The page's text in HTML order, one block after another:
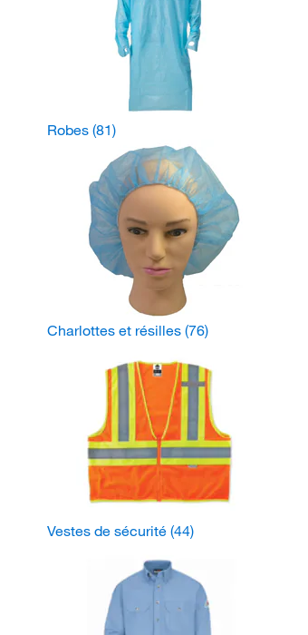
Robes (81)
Charlottes et résilles (76)
Vestes de sécurité (44)